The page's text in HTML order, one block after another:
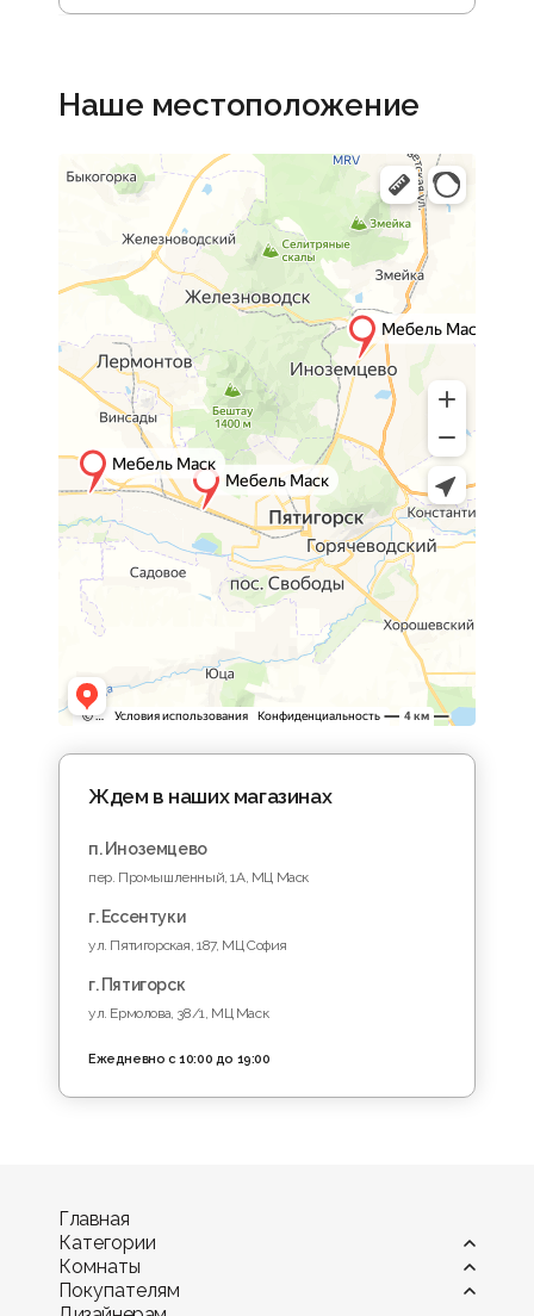
Наше местоположение
Ждем в наших магазинах
п. Иноземцево
пер. Промышленный, 1A, МЦ Маск
г. Ессентуки
ул. Пятигорская, 187, МЦ София
г. Пятигорск
ул. Ермолова, 38/1, МЦ Маск
Ежедневно с 10:00 до 19:00
Главная
Категории
Витрины
Диваны
Комнаты
Гостиная
Покупателям